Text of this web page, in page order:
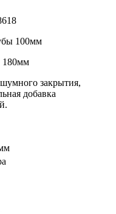
100мм
180мм
закрытия,
добавка